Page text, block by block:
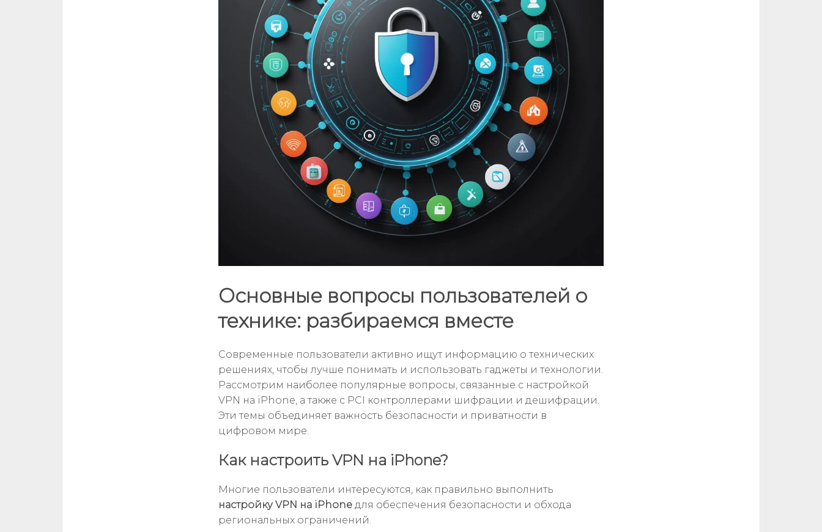
Основные вопросы пользователей о
технике: разбираемся вместе
Современные пользователи активно ищут информацию о технических
решениях, чтобы лучше понимать и использовать гаджеты и технологии.
Рассмотрим наиболее популярные вопросы, связанные с настройкой
VPN на iPhone, а также с PCI контроллерами шифрации и дешифрации.
Эти темы объединяет важность безопасности и приватности в
цифровом мире.
Как настроить VPN на iPhone?
Многие пользователи интересуются, как правильно выполнить
настройку VPN на iPhone для обеспечения безопасности и обхода
региональных ограничений.